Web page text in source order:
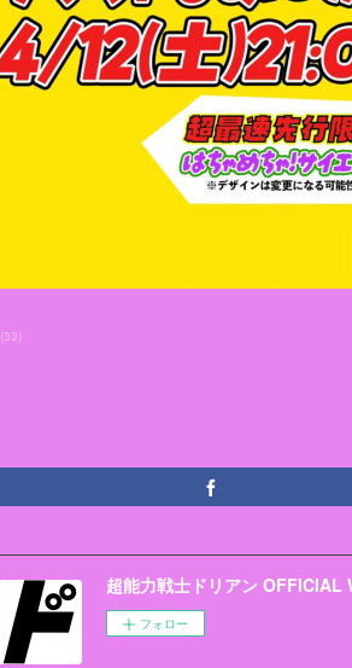
(33)
超能力戦士ドリアン OFFICIAL
フォロー